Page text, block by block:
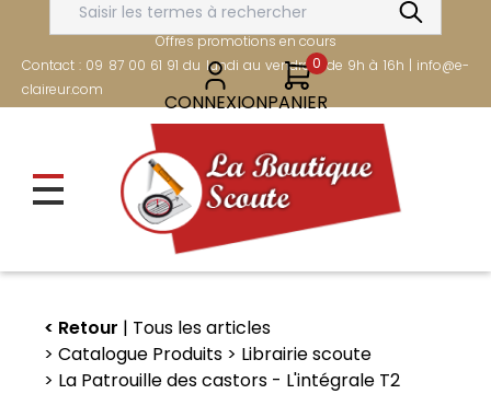
contenu
principal
FRAIS DE PORT OFFERTS DÈS 80€
Offres promotions en cours
Contact : 09 87 00 61 91 du lundi au vendredi de 9h à 16h | info@e-
claireur.com
CONNEXION
0
PANIER
Retour
Tous les articles
Catalogue Produits
Librairie scoute
La Patrouille des castors - L'intégrale T2